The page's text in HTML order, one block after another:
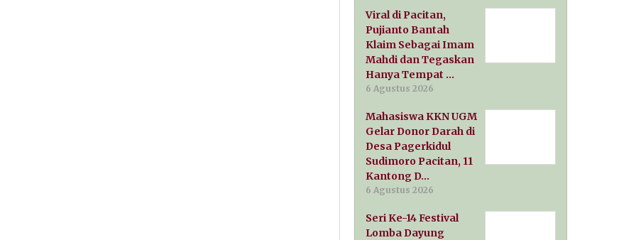
Viral di Pacitan,
Pujianto Bantah
Klaim Sebagai Imam
Mahdi dan Tegaskan
Hanya Tempat …
6 Agustus 2026
Mahasiswa KKN UGM
Gelar Donor Darah di
Desa Pagerkidul
Sudimoro Pacitan, 11
Kantong D…
6 Agustus 2026
Seri Ke-14 Festival
Lomba Dayung